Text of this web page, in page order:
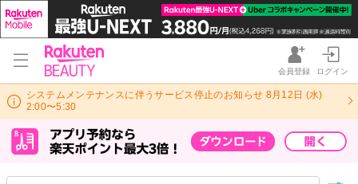
会員登録 ログイン
システムメンテナンスに伴うサービス停止のお知らせ 8月12日 (水)
2:00〜5:30